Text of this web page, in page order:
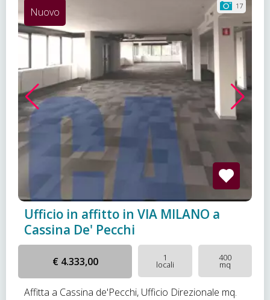
17
Nuovo
Ufficio in affitto in VIA MILANO a
Cassina De' Pecchi
€ 4.333,00 1
locali
400
mq
Affitta a Cassina de'Pecchi, Ufficio Direzionale mq.